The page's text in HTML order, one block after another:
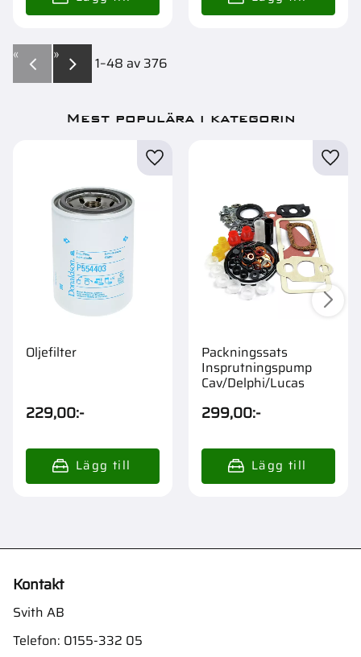
1–48 av 376
« »
Mest populära i kategorin
Oljefilter
229,00:-
Packningssats
Insprutningspump
Cav/Delphi/Lucas
299,00:-
Kontakt
Svith AB
Telefon: 0155-332 05